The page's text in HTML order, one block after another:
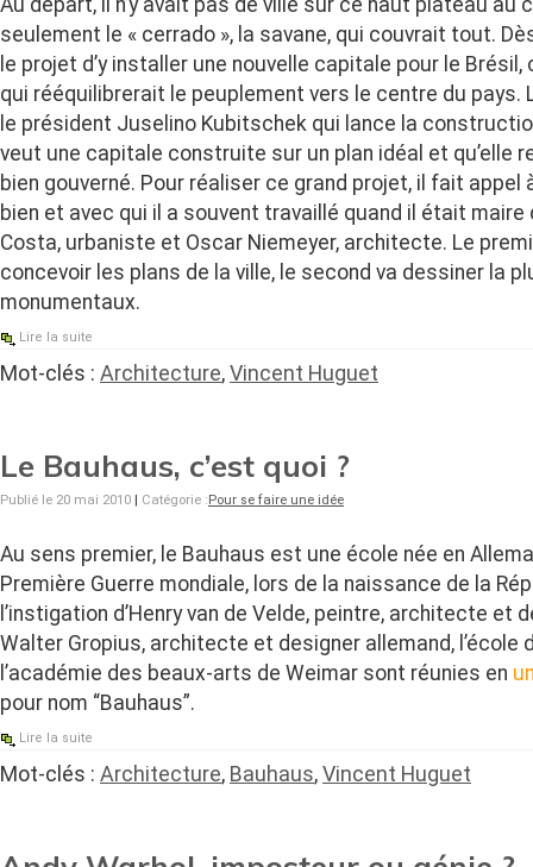
Au départ, il n’y avait pas de ville sur ce haut plateau au
seulement le « cerrado », la savane, qui couvrait tout.
le projet d’y installer une nouvelle capitale pour le
qui rééquilibrerait le peuplement vers le centre du pays.
le président Juselino Kubitschek qui lance la
veut une capitale construite sur un plan idéal et qu’elle
bien gouverné. Pour réaliser ce grand projet, il fait appel
bien et avec qui il a souvent travaillé quand il était maire
Costa, urbaniste et Oscar Niemeyer, architecte. Le
concevoir les plans de la ville, le second va dessiner la
monumentaux.
Lire la suite
Mot-clés : Architecture,Vincent Huguet
Le Bauhaus, c’est quoi ?
Publié le 20 mai 2010 Catégorie : Pour se faire une idée
Au sens premier, le Bauhaus est une école née en
Première Guerre mondiale, lors de la naissance de la
l’instigation d’Henry van de Velde, peintre, architecte et
Walter Gropius, architecte et designer allemand,
l’académie des beaux-arts de Weimar sont réunies en
pour nom “Bauhaus”.
Lire la suite
Mot-clés : Architecture, Bauhaus,Vincent Huguet